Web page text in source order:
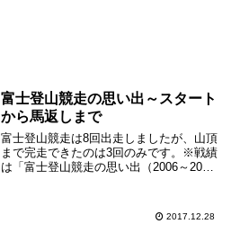
富士登山競走の思い出～スタート
から馬返しまで
富士登山競走は8回出走しましたが、山頂
まで完走できたのは3回のみです。※戦績
は「富士登山競走の思い出（2006～2015
70分、完走できなかったときは69～72
2017.12.28